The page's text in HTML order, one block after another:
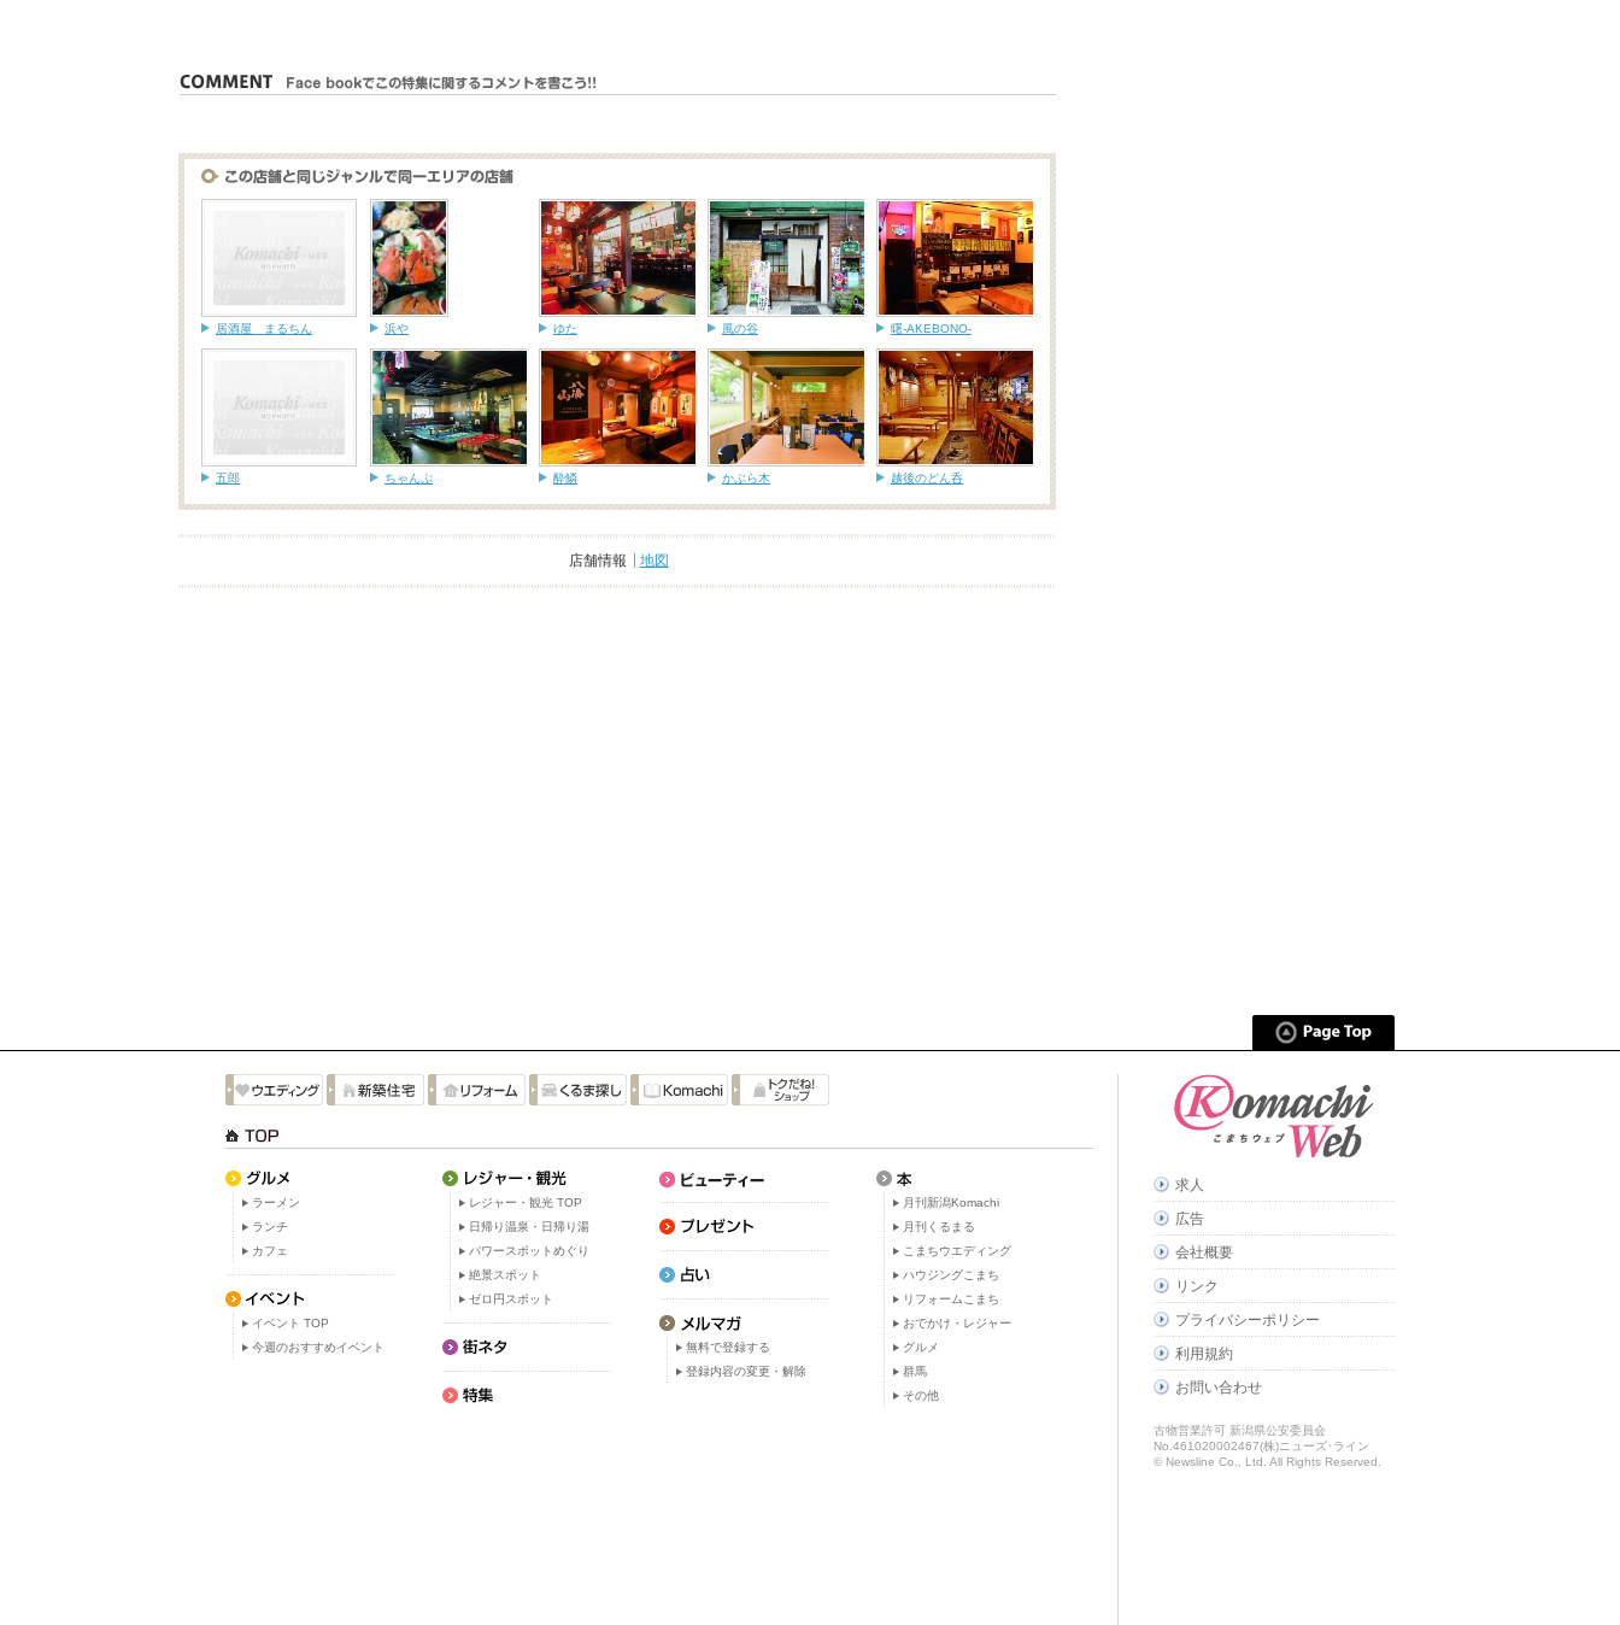
居酒屋 まるちん 浜や ゆた 風の谷 曙-AKEBONO-
五郎 ちゃんぷ 酔鱗 かぶら木 越後のどん呑
店舗情報 地図
ラーメン
ランチ
カフェ
イベント TOP
今週のおすすめイベント
レジャー・観光 TOP
日帰り温泉・日帰り湯
パワースポットめぐり
絶景スポット
ゼロ円スポット
無料で登録する
登録内容の変更・解除
月刊新潟Komachi
月刊くるまる
こまちウエディング
ハウジングこまち
リフォームこまち
おでかけ・レジャー
グルメ
群馬
その他
求人
広告
会社概要
リンク
プライバシーポリシー
利用規約
お問い合わせ
古物営業許可 新潟県公安委員会
No.461020002467(株)ニューズ･ライン
© Newsline Co., Ltd. All Rights Reserved.